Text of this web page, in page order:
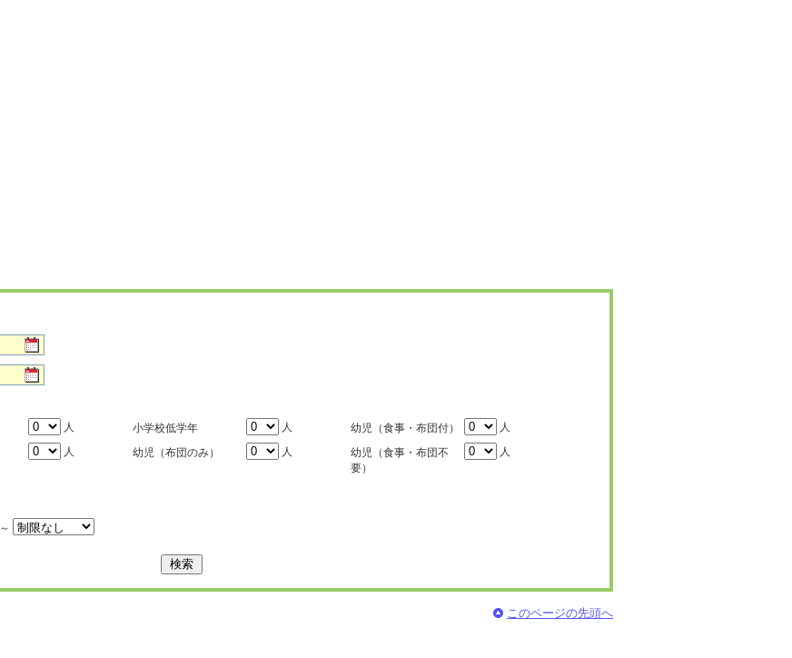
人 小学校低学年 人 幼児（食事・布団付）
人
人 幼児（布団のみ） 人
幼児（食事・布団不
要）
人
～
このページの先頭へ